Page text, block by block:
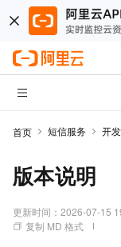
首页 短信服务 开
版本说明
更新时间： 2026-07-15
复制 MD 格式